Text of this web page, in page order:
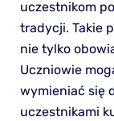
uczestnikom
tradycji. Takie
nie tylko
Uczniowie
wymieniać się
uczestnikami